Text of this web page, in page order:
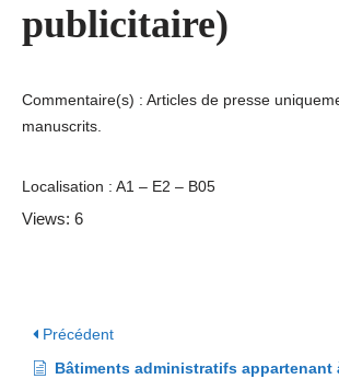
publicitaire)
Commentaire(s) : Articles de presse
manuscrits.
Localisation : A1 – E2 – B05
Views: 6
Précédent
Bâtiments administratifs appartenant à la